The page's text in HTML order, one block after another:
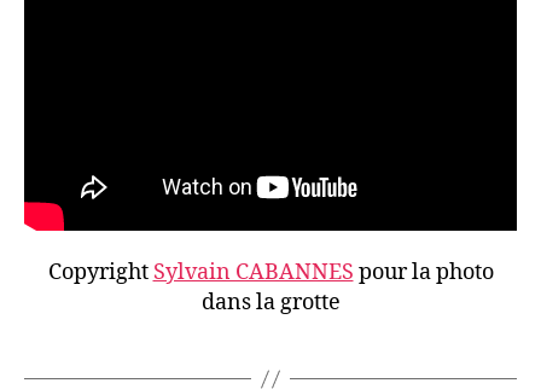
Copyright Sylvain CABANNES pour la photo
dans la grotte